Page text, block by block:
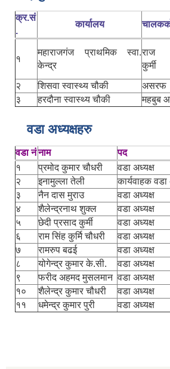
क्र.सं
.
कार्यालय
१
महाराजगंज प्राथमिक स्वा.
केन्द्र
राज
कुर्मी
२
शिसवा स्वास्थ्य चौकी असरफ
३
हरदौना स्वास्थ्य चौकी महबुब
वडा अध्यक्षहरु
वडा नंनाम पद
१
प्रमोद कुमार चौधरी वडा अध्यक्ष
२
इनामुल्ला तेली कार्यवाहक वडा
३
नैन दास मुराउ वडा अध्यक्ष
४
शैलेन्द्रनाथ शुक्ल वडा अध्यक्ष
५
छेदी प्रसाद कुर्मी वडा अध्यक्ष
६
राम सिंह कुर्मि चौधरी वडा अध्यक्ष
७
रामरुप बढई वडा अध्यक्ष
८
योगेन्द्र कुमार के.सी. वडा अध्यक्ष
९
फरीद अहमद मुसलमान वडा अध्यक्ष
१०
शैलेन्द्र कुमार चौधरी वडा अध्यक्ष
११
धमेन्द्र कुमार पुरी वडा अध्यक्ष